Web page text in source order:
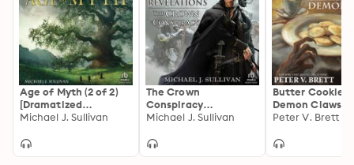
Age of Myth (2 of 2)
[Dramatized
Adaptation]: The
Empire 1
Michael J. Sullivan
The Crown
Conspiracy
[Dramatized
Riyria Revelations 1:
Michael J. Sullivan
Butter Cookies
Demon Claws
[Dramatized
Cycle
Peter V. Brett